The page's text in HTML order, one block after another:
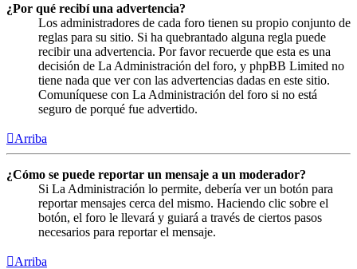
¿Por qué recibí una advertencia?
Los administradores de cada foro tienen su propio conjunto de
reglas para su sitio. Si ha quebrantado alguna regla puede
recibir una advertencia. Por favor recuerde que esta es una
decisión de La Administración del foro, y phpBB Limited no
tiene nada que ver con las advertencias dadas en este sitio.
Comuníquese con La Administración del foro si no está
seguro de porqué fue advertido.
Arriba
¿Cómo se puede reportar un mensaje a un moderador?
Si La Administración lo permite, debería ver un botón para
reportar mensajes cerca del mismo. Haciendo clic sobre el
botón, el foro le llevará y guiará a través de ciertos pasos
necesarios para reportar el mensaje.
Arriba